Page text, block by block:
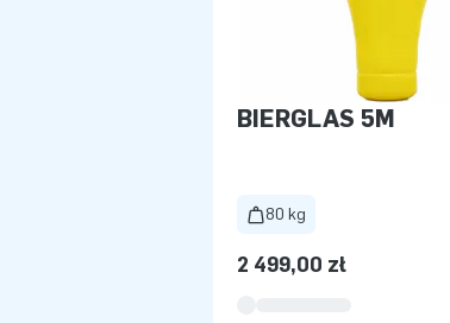
BIERGLAS 5M
80 kg
2 499,00 zł